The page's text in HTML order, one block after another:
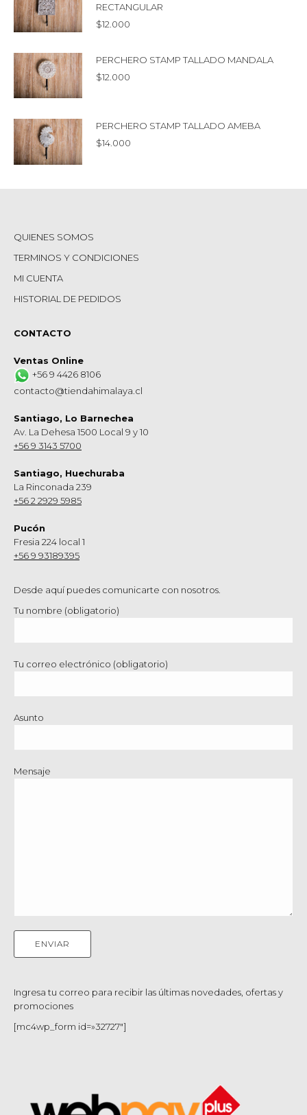
RECTANGULAR
$12.000
PERCHERO STAMP TALLADO MANDALA
$12.000
PERCHERO STAMP TALLADO AMEBA
$14.000
QUIENES SOMOS
TERMINOS Y CONDICIONES
MI CUENTA
HISTORIAL DE PEDIDOS
CONTACTO
Ventas Online
+56 9 4426 8106
contacto@tiendahimalaya.cl
Santiago, Lo Barnechea
Av. La Dehesa 1500 Local 9 y 10
+56 9 3143 5700
Santiago, Huechuraba
La Rinconada 239
+56 2 2929 5985
Pucón
Fresia 224 local 1
+56 9 93189395
Desde aquí puedes comunicarte con nosotros.
Tu nombre (obligatorio)
Tu correo electrónico (obligatorio)
Asunto
Mensaje
Ingresa tu correo para recibir las últimas novedades, ofertas y
promociones
[mc4wp_form id=»32727″]